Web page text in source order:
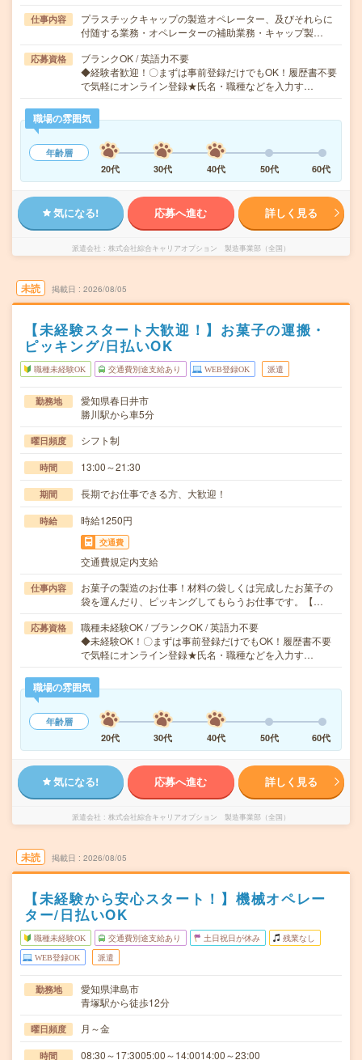
仕事内容
プラスチックキャップの製造オペレーター、及びそれらに
付随する業務・オペレーターの補助業務・キャップ製…
応募資格
ブランクOK / 英語力不要
◆経験者歓迎！〇まずは事前登録だけでもOK！履歴書不要
で気軽にオンライン登録★氏名・職種などを入力す…
職場の雰囲気
年齢層
20代
30代 40代 50代 60代
気になる! 応募へ進む 詳しく見る
派遣会社 株式会社綜合キャリアオプション 製造事業部（全国）
未読 掲載日 2026/08/05
【未経験スタート大歓迎！】お菓子の運搬・
ピッキング/日払いOK
職種未経験OK 交通費別途支給あり WEB登録OK 派遣
勤務地
愛知県春日井市
勝川駅から車5分
曜日頻度 シフト制
時間 13:00～21:30
期間 長期でお仕事できる方、大歓迎！
時給 時給1250円
交通費
交通費規定内支給
仕事内容
お菓子の製造のお仕事！材料の袋しくは完成したお菓子の
袋を運んだり、ピッキングしてもらうお仕事です。【…
応募資格
職種未経験OK / ブランクOK / 英語力不要
◆未経験OK！〇まずは事前登録だけでもOK！履歴書不要
で気軽にオンライン登録★氏名・職種などを入力す…
職場の雰囲気
年齢層
20代
30代 40代 50代 60代
気になる! 応募へ進む 詳しく見る
派遣会社 株式会社綜合キャリアオプション 製造事業部（全国）
未読 掲載日 2026/08/05
【未経験から安心スタート！】機械オペレー
ター/日払いOK
職種未経験OK 交通費別途支給あり 土日祝日が休み 残業なし
WEB登録OK 派遣
勤務地
愛知県津島市
青塚駅から徒歩12分
曜日頻度 月～金
時間 08:30～17:3005:00～14:0014:00～23:00